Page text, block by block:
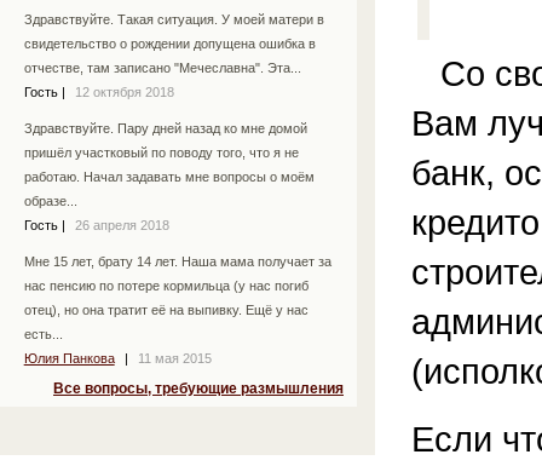
Здравствуйте. Такая ситуация. У моей матери в
свидетельство о рождении допущена ошибка в
отчестве, там записано "Мечеславна". Эта...
Гость
12 октября 2018
Здравствуйте. Пару дней назад ко мне домой
пришёл участковый по поводу того, что я не
работаю. Начал задавать мне вопросы о моём
образе...
Гость
26 апреля 2018
Мне 15 лет, брату 14 лет. Наша мама получает за
нас пенсию по потере кормильца (у нас погиб
отец), но она тратит её на выпивку. Ещё у нас
есть...
Юлия Панкова
11 мая 2015
Все вопросы, требующие размышления
Со
Вам
банк,
Если